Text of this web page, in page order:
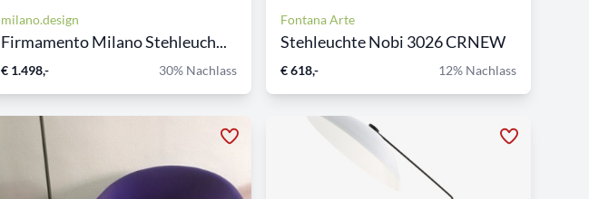
milano.design
Firmamento Milano Stehleuch...
€ 1.498,- 30% Nachlass
Fontana Arte
Stehleuchte Nobi 3026 CRNEW
€ 618,- 12% Nachlass